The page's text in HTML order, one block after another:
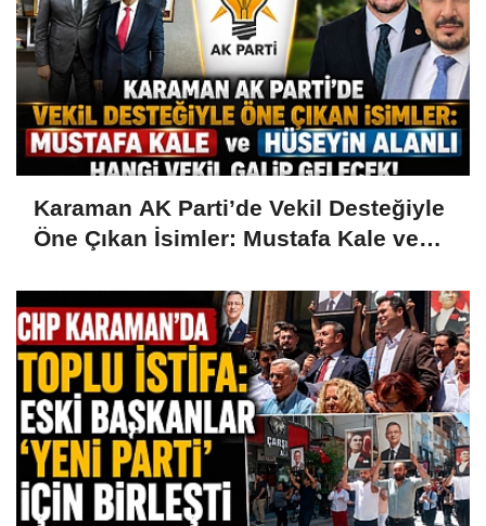
Karaman AK Parti’de Vekil Desteğiyle
Öne Çıkan İsimler: Mustafa Kale ve